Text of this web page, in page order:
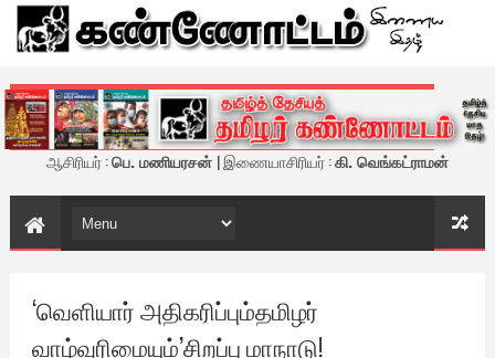
கண்ணோட்டம் - இணைய இதழ்
ஆசிரியர் :பெ. மணியரசன் | இணையாசிரியர் :கி. வெங்கட்ராமன்
‘வெளியார் அதிகரிப்பும்தமிழர்
வாழ்வுரிமையும்’சிறப்பு மாநாடு!